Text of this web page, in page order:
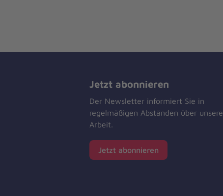
Jetzt abonnieren
Der Newsletter informiert Sie in
regelmäßigen Abständen über unsere
Arbeit.
Jetzt abonnieren